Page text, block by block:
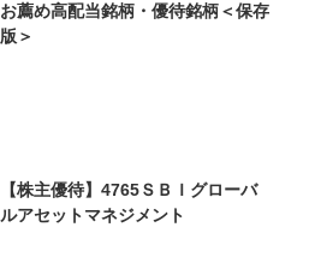
お薦め高配当銘柄・優待銘柄＜保存
版＞
【株主優待】4765ＳＢＩグローバ
ルアセットマネジメント